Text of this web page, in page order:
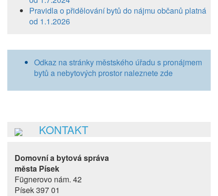
Pravidla o přidělování bytů do nájmu občanů platná
od 1.1.2026
Odkaz na stránky městského úřadu s pronájmem
bytů a nebytových prostor naleznete zde
KONTAKT
Domovní a bytová správa
města Písek
Fügnerovo nám. 42
Písek 397 01